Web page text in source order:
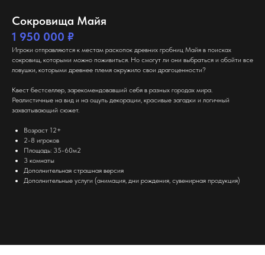
Сокровища Майя
1 950 000 ₽
Игроки отправляются к местам раскопок древних гробниц Майя в поисках
сокровищ, которыми можно поживиться. Но смогут ли они выбраться и обойти все
ловушки, которыми древнее племя окружило свои драгоценности?
Квест бестселлер, зарекомендовавший себя в разных городах мира.
Реалистичные на вид и на ощупь декорации, красивые загадки и логичный
захватывающий сюжет.
Возраст 12+
2-8 игроков
Площадь: 35-60м2
3 комнаты
Дополнительная страшная версия
Дополнительные услуги (анимация, дни рождения, сувенирная продукция)